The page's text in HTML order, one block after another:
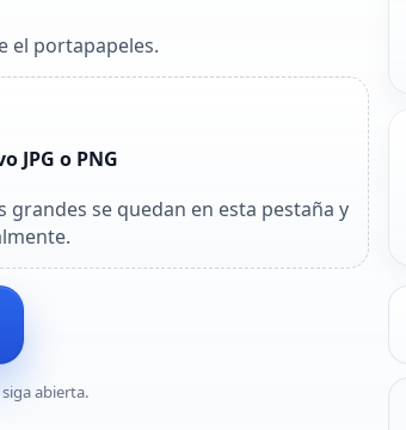
el portapapeles.
JPG o PNG
grandes se quedan en esta pestaña y
abierta.